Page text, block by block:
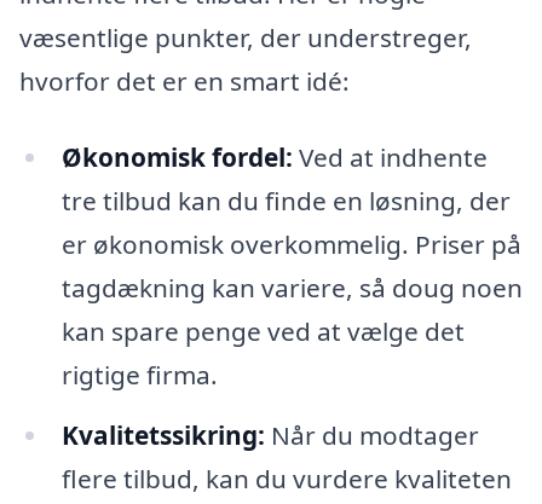
væsentlige punkter, der understreger,
hvorfor det er en smart idé:
Økonomisk fordel: Ved at indhente
tre tilbud kan du finde en løsning, der
er økonomisk overkommelig. Priser på
tagdækning kan variere, så doug noen
kan spare penge ved at vælge det
rigtige firma.
Kvalitetssikring: Når du modtager
flere tilbud, kan du vurdere kvaliteten